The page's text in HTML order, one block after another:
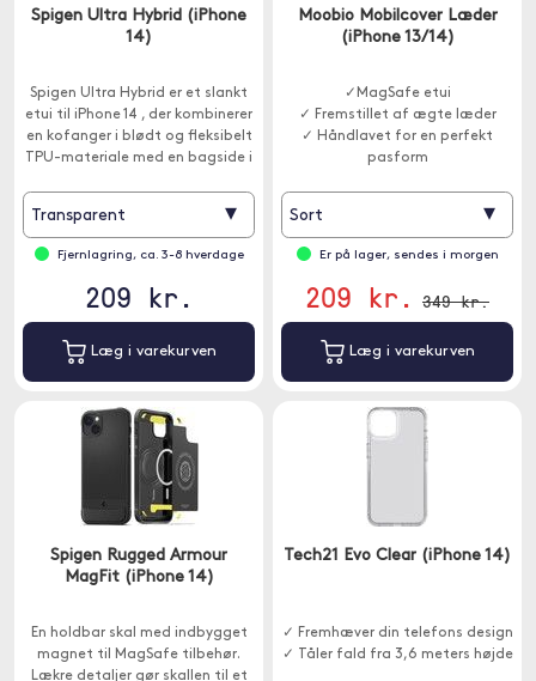
Spigen Ultra Hybrid (iPhone
14)
Spigen Ultra Hybrid er et slankt
etui til iPhone 14 , der kombinerer
en kofanger i blødt og fleksibelt
TPU-materiale med en bagside i
Transparent ▾
Fjernlagring, ca. 3-8 hverdage
209 kr.
Læg i varekurven
Moobio Mobilcover Læder
(iPhone 13/14)
✓MagSafe etui
✓ Fremstillet af ægte læder
✓ Håndlavet for en perfekt
pasform
Sort ▾
Er på lager, sendes i morgen
209 kr. 349 kr.
Læg i varekurven
Spigen Rugged Armour
MagFit (iPhone 14)
En holdbar skal med indbygget
magnet til MagSafe tilbehør.
Lækre detaljer gør skallen til et
Tech21 Evo Clear (iPhone 14)
✓ Fremhæver din telefons design
✓ Tåler fald fra 3,6 meters højde